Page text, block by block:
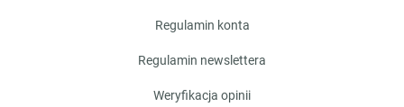
regulamin konta
regulamin newslettera
weryfikacja opinii